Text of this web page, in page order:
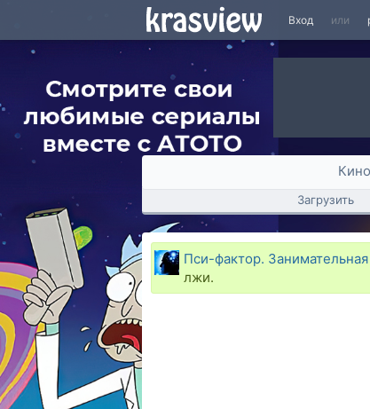
Вход или
Кино
Загрузить
Пси-фактор.
лжи.